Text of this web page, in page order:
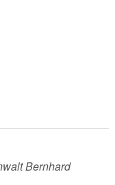
Bernhard